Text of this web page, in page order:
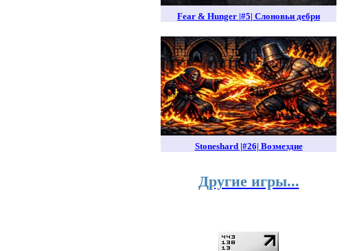
Fear & Hunger |#5| Слоновьи дебри
Stoneshard |#26| Возмездие
Другие игры...